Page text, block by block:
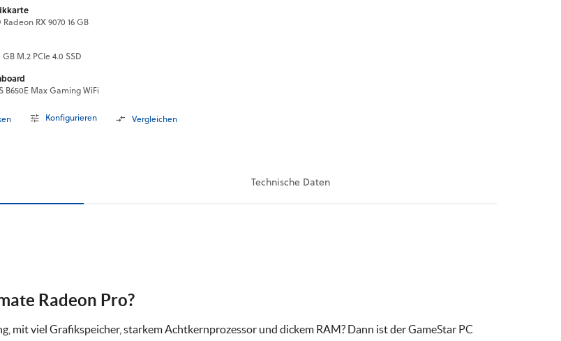
RX 9070 16 GB
M.2 PCIe 4.0 SSD
B650E Max Gaming WiFi
Konfigurieren Vergleichen
Technische Daten
Radeon Pro?
viel Grafikspeicher, starkem Achtkernprozessor und dickem RAM? Dann ist der GameStar PC